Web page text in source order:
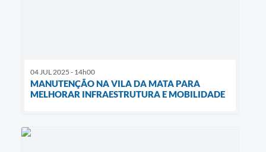
04 JUL 2025 - 14h00
MANUTENÇÃO NA VILA DA MATA PARA
MELHORAR INFRAESTRUTURA E MOBILIDADE